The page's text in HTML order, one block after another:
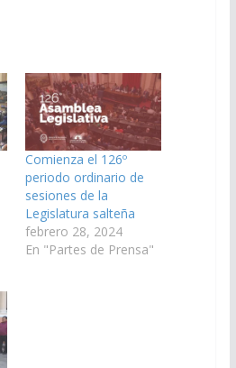
Comienza el 126º
periodo ordinario de
sesiones de la
Legislatura salteña
febrero 28, 2024
En "Partes de Prensa"